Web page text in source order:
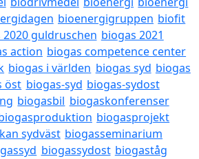
bioenergigruppen biofit
2020 guldruschen biogas 2021
action biogas competence center
biogas i världen biogas syd biogas
öst biogas-syd biogas-sydost
biogasbil biogaskonferenser
biogasprojekt
sydväst biogasseminarium
biogassydost biogaståg